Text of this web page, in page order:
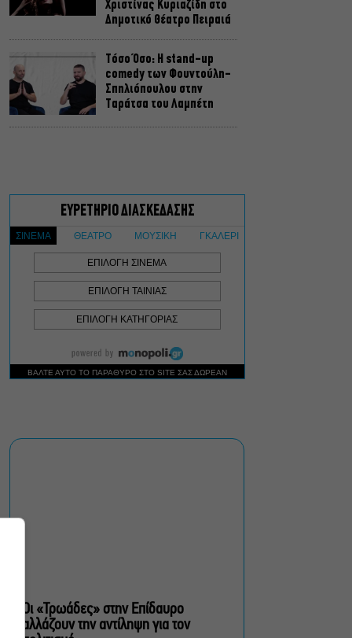
Χριστίνας Κυριαζίδη στο
Δημοτικό Θέατρο Πειραιά
Τόσο Όσο: Η stand-up
comedy των Φουντούλη-
Σπηλιόπουλου στην
Ταράτσα του Λαμπέτη
σινεμά στην Ταράτσα του
Λαμπέτη
Η συναυλιακή σεζόν
κορυφώνεται τον
Σεπτέμβριο
Τουλάχιστον 1.500 έλεγχοι
σε 300 παραλίες –
Πρόστιμα έως 73.000€ για
αυθαίρετες καταλήψεις
Πέντε διηγήματα του
Οι «Τρωάδες» στην Επίδαυρο
αλλάζουν την αντίληψη για τον